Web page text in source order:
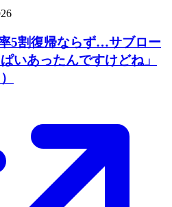
5割復帰ならず…サブロー
いあったんですけどね」